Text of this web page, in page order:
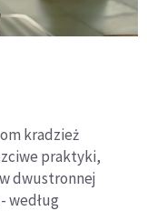
kradzież
praktyki,
dwustronnej
według